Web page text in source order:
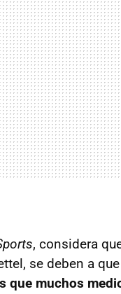
, considera
se deben a
que muchos